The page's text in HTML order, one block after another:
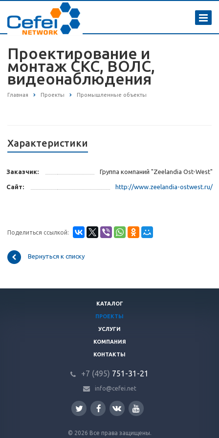
Проектирование и
монтаж СКС, ВОЛС,
видеонаблюдения
Главная Проекты Промышленные объекты
Характеристики
Заказчик: Группа компаний "Zeelandia Ost-West"
Сайт: http://www.zeelandia-ostwest.ru/
Поделиться ссылкой:
Вернуться к списку
КАТАЛОГ
ПРОЕКТЫ
УСЛУГИ
КОМПАНИЯ
КОНТАКТЫ
+7 (495) 751-31 -21
info@cefei.net
© 2026 Все права защищены.